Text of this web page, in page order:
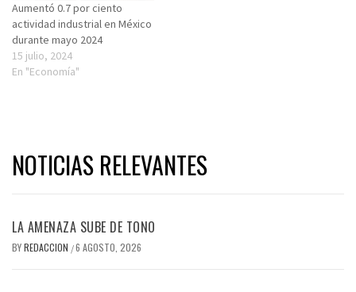
Aumentó 0.7 por ciento
actividad industrial en México
durante mayo 2024
15 julio, 2024
En "Economía"
NOTICIAS RELEVANTES
LA AMENAZA SUBE DE TONO
BYREDACCION /6 AGOSTO, 2026